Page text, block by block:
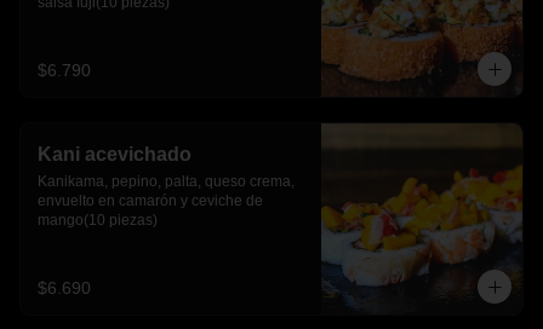
$6.790
Kani acevichado
Kanikama, pepino, palta, queso crema,
envuelto en camarón y ceviche de
mango(10 piezas)
$6.690